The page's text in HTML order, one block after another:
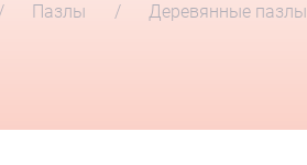
Пазлы Деревянные пазлы